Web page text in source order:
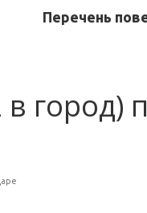
Перечень
город)